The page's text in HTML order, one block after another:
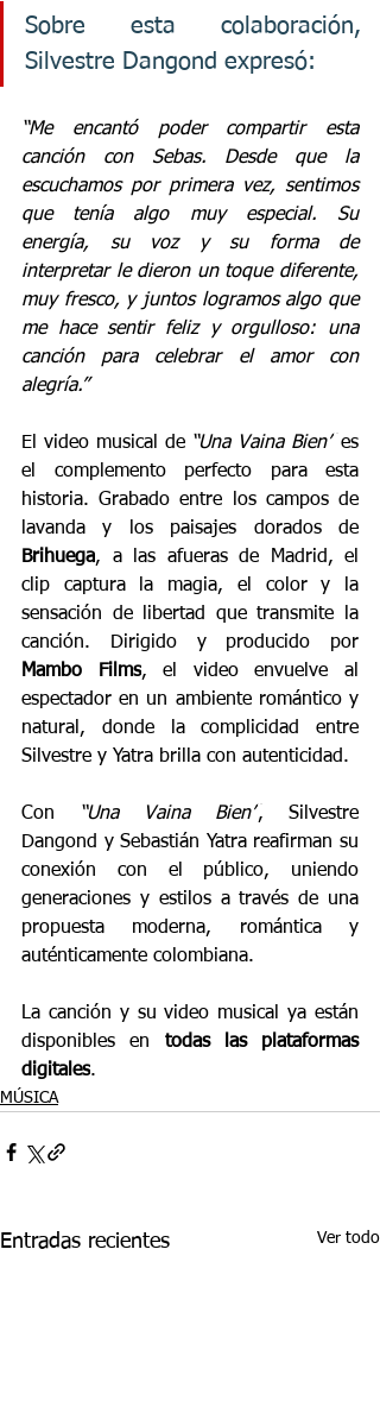
Sobre esta colaboración,
Silvestre Dangond expresó:
“Me encantó poder compartir esta
canción con Sebas. Desde que la
escuchamos por primera vez, sentimos
que tenía algo muy especial. Su
energía, su voz y su forma de
interpretar le dieron un toque diferente,
muy fresco, y juntos logramos algo que
me hace sentir feliz y orgulloso: una
canción para celebrar el amor con
alegría.”
El video musical de “Una Vaina Bien” es
el complemento perfecto para esta
historia. Grabado entre los campos de
Brihuega, a las afueras de Madrid, el
clip captura la magia, el color y la
sensación de libertad que transmite la
Mambo Films, el video envuelve al
espectador en un ambiente romántico y
natural, donde la complicidad entre
Silvestre y Yatra brilla con autenticidad.
Con “Una Vaina Bien”, Silvestre
Dangond y Sebastián Yatra reafirman su
conexión con el público, uniendo
generaciones y estilos a través de una
propuesta moderna, romántica y
auténticamente colombiana.
La canción y su video musical ya están
disponibles en todas las plataformas
digitales.
MÚSICA
Entradas recientes Ver todo